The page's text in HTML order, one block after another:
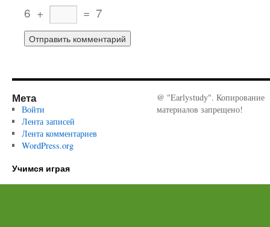
6 + = 7
Мета
Войти
Лента записей
Лента комментариев
WordPress.org
@ "Earlystudy". Копирование
материалов запрещено!
Учимся играя